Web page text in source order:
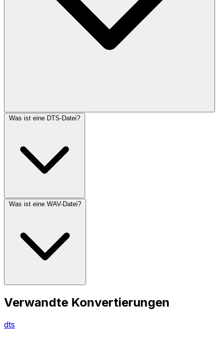
Was ist eine DTS-Datei?
Was ist eine WAV-Datei?
Verwandte Konvertierungen
dts